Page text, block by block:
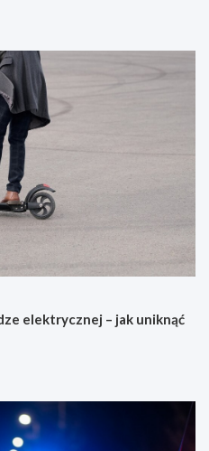
elektrycznej – jak uniknąć